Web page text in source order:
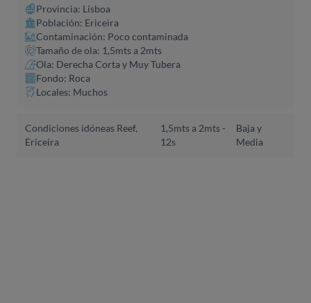
Provincia: Lisboa
Población: Ericeira
Contaminación: Poco contaminada
Tamaño de ola: 1,5mts a 2mts
Ola: Derecha Corta y Muy Tubera
Fondo: Roca
Locales: Muchos
Condiciones idóneas Reef,
Ericeira
1,5mts a 2mts -
12s
Baja y
Media